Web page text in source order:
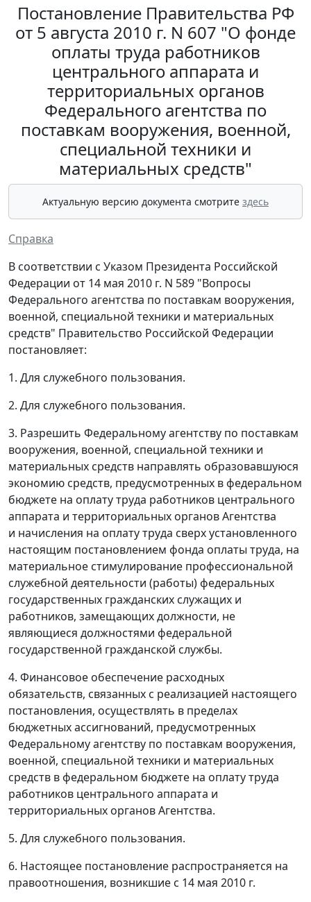
Постановление Правительства РФ
от 5 августа 2010 г. N 607 "О фонде
оплаты труда работников
центрального аппарата и
территориальных органов
Федерального агентства по
поставкам вооружения, военной,
специальной техники и
материальных средств"
Актуальную версию документа смотрите здесь
Справка
В соответствии с Указом Президента Российской
Федерации от 14 мая 2010 г. N 589 "Вопросы
Федерального агентства по поставкам вооружения,
военной, специальной техники и материальных
средств" Правительство Российской Федерации
постановляет:
1. Для служебного пользования.
2. Для служебного пользования.
3. Разрешить Федеральному агентству по поставкам
вооружения, военной, специальной техники и
материальных средств направлять образовавшуюся
экономию средств, предусмотренных в федеральном
бюджете на оплату труда работников центрального
аппарата и территориальных органов Агентства
и начисления на оплату труда сверх установленного
настоящим постановлением фонда оплаты труда, на
материальное стимулирование профессиональной
служебной деятельности (работы) федеральных
государственных гражданских служащих и
работников, замещающих должности, не
являющиеся должностями федеральной
государственной гражданской службы.
4. Финансовое обеспечение расходных
обязательств, связанных с реализацией настоящего
постановления, осуществлять в пределах
бюджетных ассигнований, предусмотренных
Федеральному агентству по поставкам вооружения,
военной, специальной техники и материальных
средств в федеральном бюджете на оплату труда
работников центрального аппарата и
территориальных органов Агентства.
5. Для служебного пользования.
6. Настоящее постановление распространяется на
правоотношения, возникшие с 14 мая 2010 г.